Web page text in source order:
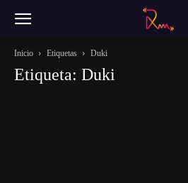
Inicio Etiquetas Duki
Etiqueta: Duki